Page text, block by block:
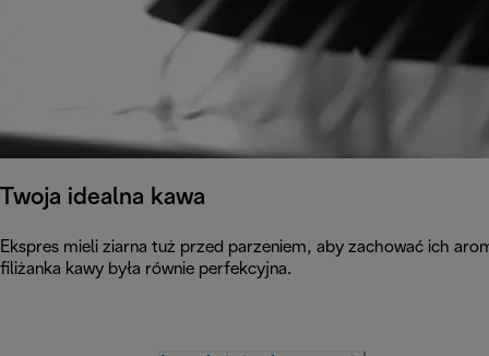
Twoja idealna kawa
Ekspres mieli ziarna tuż przed parzeniem, aby zachować ich
filiżanka kawy była równie perfekcyjna.